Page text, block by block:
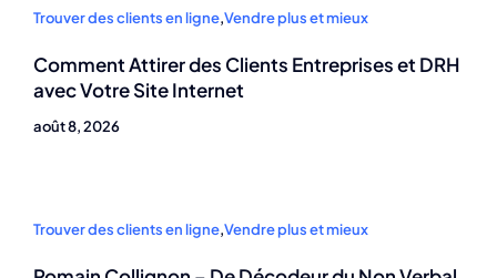
Trouver des clients en ligne,Vendre plus et mieux
Comment Attirer des Clients Entreprises et DRH
avec Votre Site Internet
août 8, 2026
Trouver des clients en ligne,Vendre plus et mieux